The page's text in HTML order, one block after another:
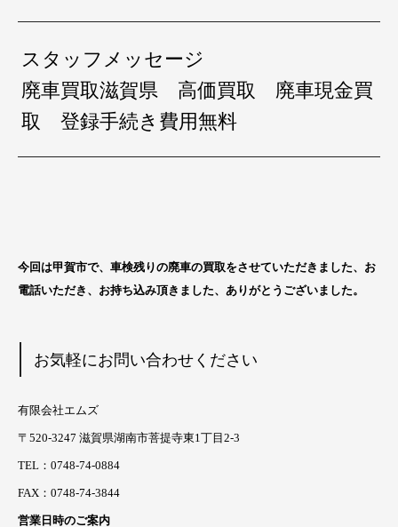
スタッフメッセージ
廃車買取滋賀県 高価買取 廃車現金買
取 登録手続き費用無料
今回は甲賀市で、車検残りの廃車の買取をさせていただきました、お
電話いただき、お持ち込み頂きました、ありがとうございました。
お気軽にお問い合わせください
有限会社エムズ
〒520-3247 滋賀県湖南市菩提寺東1丁目2-3
TEL：0748-74-0884
FAX：0748-74-3844
営業日時のご案内